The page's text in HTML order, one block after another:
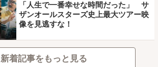
「人生で一番幸せな時間だった」 サ
ザンオールスターズ史上最大ツアー映
像を見逃すな！
新着記事をもっと見る